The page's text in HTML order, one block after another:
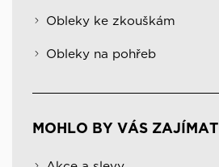
Obleky ke zkouškám
Obleky na pohřeb
MOHLO BY VÁS ZAJÍMAT